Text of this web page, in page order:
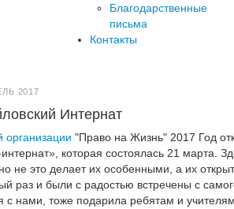
Благодарственные
письма
Контакты
2017
Интернат
организации "Право на Жизнь" 2017 Год
которая состоялась 21 марта.
но не это делает их особенными, а их
раз и были с радостью встречены с
с нами, тоже подарила ребятам и